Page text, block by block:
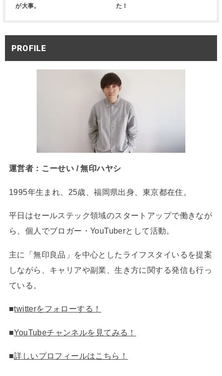
が大事。
た！
PROFILE
運営者：こーせい / 無印ハヤシ
1995年生まれ、25歳、福岡県出身、東京都在住。
平日はセールステック領域のスタートアップで働きなが
ら、個人でブロガー・YouTuberとして活動。
主に「無印良品」を中心としたライフスタイいるを提案
しながら、キャリアや副業、生き方に関する発信も行っ
ている。
■twitterをフォローする！
■YouTubeチャンネルを見てみる！
■詳しいプロフィールはこちら！